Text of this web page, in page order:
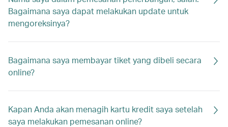
Bagaimana saya dapat melakukan update untuk
mengoreksinya?
Bagaimana saya membayar tiket yang dibeli secara
online?
Kapan Anda akan menagih kartu kredit saya setelah
saya melakukan pemesanan online?